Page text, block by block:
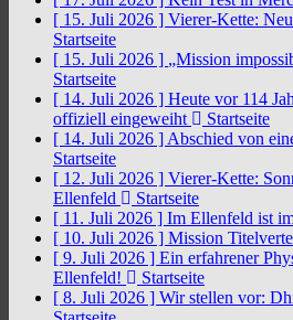
[ 15. Juli 2026 ] Vierer-Kette:
Startseite
[ 15. Juli 2026 ] „Mission
Startseite
[ 14. Juli 2026 ] Heute vor 114
offiziell eingeweiht
Startseite
[ 14. Juli 2026 ] Abschied von
Startseite
[ 12. Juli 2026 ] Vierer-Kette:
Ellenfeld
Startseite
[ 11. Juli 2026 ] Im Ellenfeld ist
[ 10. Juli 2026 ] Mission
[ 9. Juli 2026 ] Ein erfahrener
Ellenfeld!
Startseite
[ 8. Juli 2026 ] Wir stellen vor: